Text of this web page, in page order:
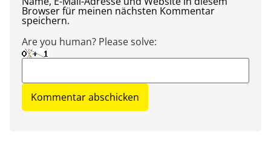
Browser für meinen nächsten Kommentar
speichern.
Are you human? Please solve: